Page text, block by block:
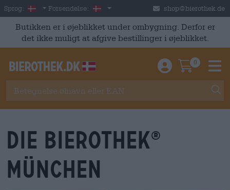
Skip to main content
Sprog: Danish
Forsendelse: Danmark shop@bierothek.de
Butikken er i øjeblikket under ombygning. Derfor er
det ikke muligt at afgive bestillinger i øjeblikket.
Einloggen /
0
DIE BIEROTHEK®
MüNCHEN